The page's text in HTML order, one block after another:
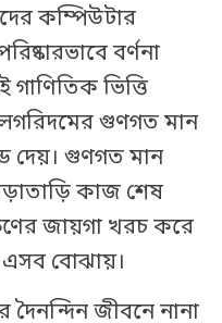
কম্পিউটার
বর্ণনা
গাণিতিক ভিত্তি
গুণগত মান
দেয়। গুণগত মান
কাজ শেষ
জায়গা খরচ করে
বোঝায়।
জীবনে নানা